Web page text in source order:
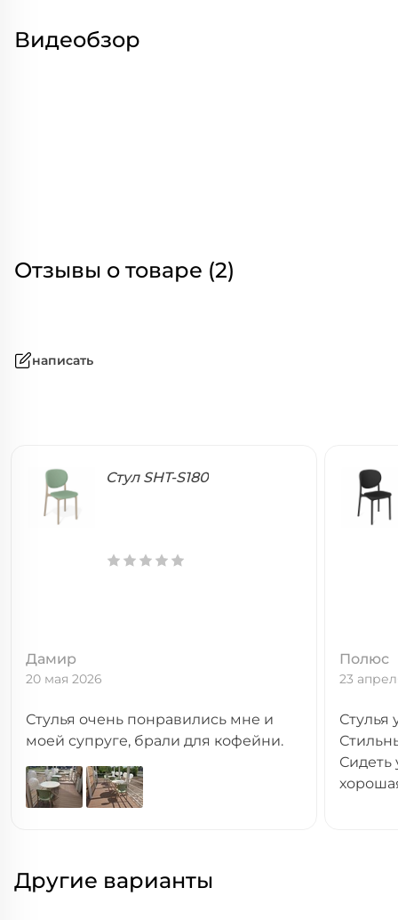
Видеобзор
Отзывы о товаре (2)
написать
Стул SHT-S180
Дамир
20 мая 2026
Стулья очень понравились мне и
моей супруге, брали для кофейни.
Полюс
23
Стулья
Сидеть
Другие варианты